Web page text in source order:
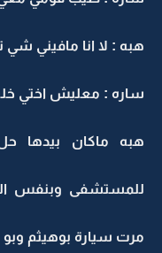
هبه : لا انا مافيني شي
ساره : معليش اختي
هبه ماكان بيدها
للمستشفى وبنفس
مرت سيارة بوهيثم